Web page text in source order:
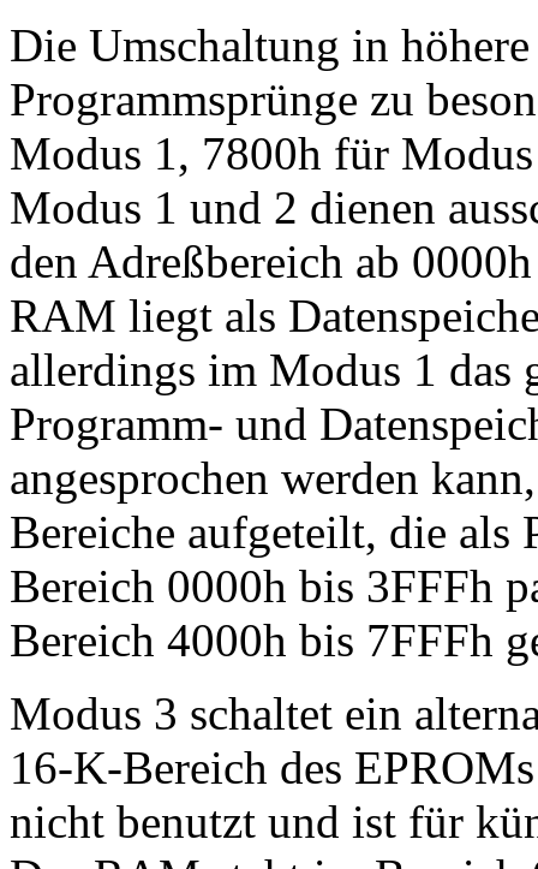
Die Umschaltung in
Programmsprünge zu
Modus 1, 7800h für
Modus 1 und 2 dienen
den Adreßbereich ab
RAM liegt als
allerdings im Modus 1 das
Programm- und
angesprochen werden
Bereiche aufgeteilt, die als
Bereich 0000h bis 3FFFh
Bereich 4000h bis 7FFFh
Modus 3 schaltet ein
16-K-Bereich des
nicht benutzt und ist für